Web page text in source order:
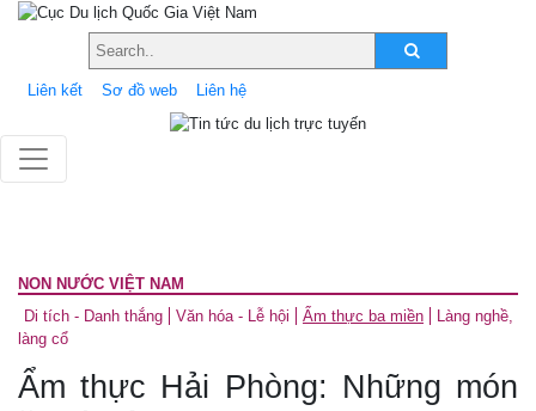
Liên kết Sơ đồ web Liên hệ
NON NƯỚC VIỆT NAM
Di tích - Danh thắng
Văn hóa - Lễ hội Ẩm thực ba miền
Làng nghề,
làng cổ
Ẩm thực Hải Phòng: Những món